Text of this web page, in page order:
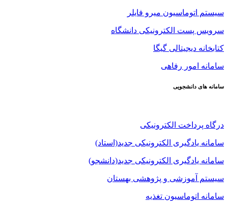
سیستم اتوماسیون میرو فایلر
سرویس پست الکترونیکی دانشگاه
کتابخانه دیجیتالی گیگا
سامانه امور رفاهی
سامانه های دانشجویی
درگاه پرداخت الکترونیکی
سامانه یادگیری الکترونیکی جدید(استاد)
سامانه یادگیری الکترونیکی جدید(دانشجو)
سیستم آموزشی و پژوهشی بهستان
سامانه اتوماسیون تغذیه